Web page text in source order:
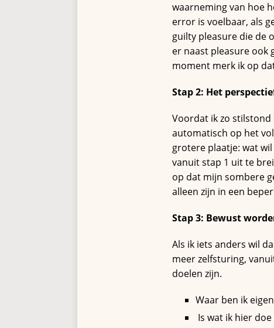
waarneming van hoe
error is voelbaar, als
guilty pleasure die de
er naast pleasure ook
moment merk ik op
Stap 2: Het
Voordat ik zo stilstond
automatisch op het
grotere plaatje: wat
vanuit stap 1 uit te
op dat mijn sombere
alleen zijn in een
Stap 3: Bewust
Als ik iets anders wil
meer zelfsturing,
doelen zijn.
Waar ben ik
Is wat ik hier